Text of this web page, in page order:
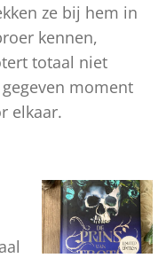
ze bij hem in
kennen,
totaal niet
moment
elkaar.